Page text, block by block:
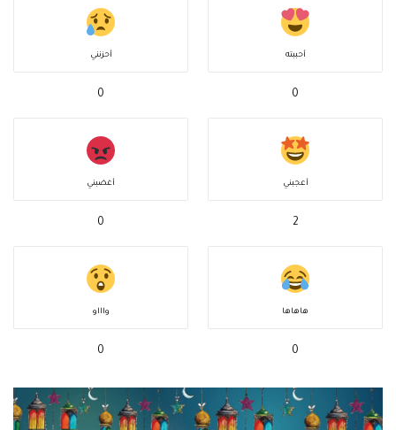
أحببته
0
أحزنني
0
أعجبني
2
أغضبني
0
هاهاها
0
واااو
0